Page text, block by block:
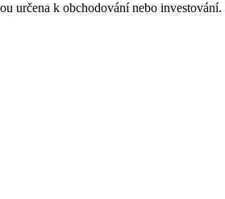
určena k obchodování nebo investování.